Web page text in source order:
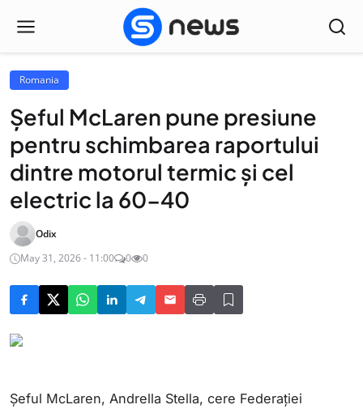
Romania
Șeful McLaren pune presiune
pentru schimbarea raportului
dintre motorul termic și cel
electric la 60-40
Odix
May 31, 2026 - 11:00
0 0
Șeful McLaren, Andrella Stella, cere Federației